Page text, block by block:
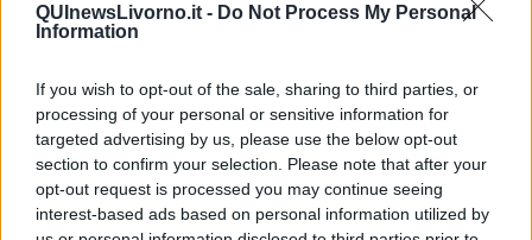
QUInewsLivorno.it - Do Not Process My Personal
Information
If you wish to opt-out of the sale, sharing to third parties, or
processing of your personal or sensitive information for
targeted advertising by us, please use the below opt-out
section to confirm your selection. Please note that after your
opt-out request is processed you may continue seeing
interest-based ads based on personal information utilized by
BASTIA —Dalla giornata di iericentinaia di turisti e lavoratori
sono bloccatiinCorsicanei vari porti a causa dellaprotesta dei
pescatori e sindacati contro l'aumento del costo del carburante,
in seguito alla guerra in Medio Oriente, situazione per la quale
chiedono provvedimenti urgenti al governo francese.
la situazione oggi si è complicata anche per la viabilità